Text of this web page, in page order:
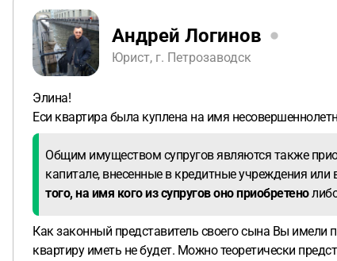
Андрей Логинов
Юрист, г. Петрозаводск
Элина!
Еси квартира была куплена на имя
Общим имуществом супругов являются также
капитале, внесенные в кредитные учреждения
того, на имя кого из супругов оно приобретено
Как законный представитель своего сына Вы имели
квартиру иметь не будет. Можно теоретически